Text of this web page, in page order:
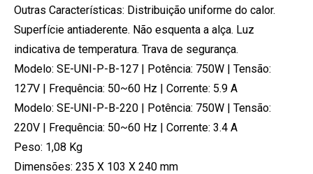
Outras Características: Distribuição uniforme do calor.
Superfície antiaderente. Não esquenta a alça. Luz
indicativa de temperatura. Trava de segurança.
Modelo: SE-UNI-P-B-127 | Potência: 750W | Tensão:
127V | Frequência: 50~60 Hz | Corrente: 5.9 A
Modelo: SE-UNI-P-B-220 | Potência: 750W | Tensão:
220V | Frequência: 50~60 Hz | Corrente: 3.4 A
Peso: 1,08 Kg
Dimensões: 235 X 103 X 240 mm